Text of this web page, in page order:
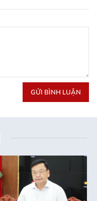
GỬI BÌNH LUẬN